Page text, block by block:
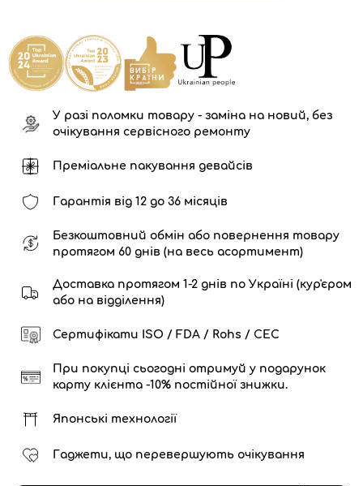
У разі поломки товару - заміна на новий, без
очікування сервісного ремонту
Преміальне пакування девайсів
Гарантія від 12 до 36 місяців
Безкоштовний обмін або повернення товару
протягом 60 днів (на весь асортимент)
Доставка протягом 1-2 днів по Україні (кур'єром
або на відділення)
Сертифікати ISO / FDA / Rohs / CEC
При покупці сьогодні отримуй у подарунок
карту клієнта -10% постійної знижки.
Японські технології
Гаджети, що перевершують очікування